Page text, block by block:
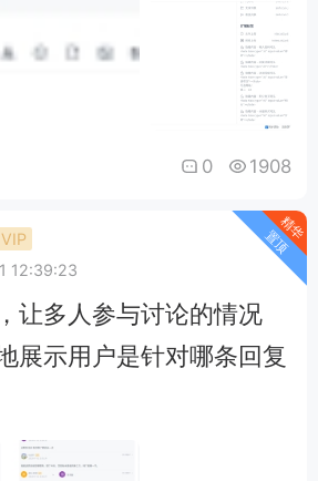
0 1908
精华
置顶
VIP
12:39:23
让多人参与讨论的情况
展示用户是针对哪条回复